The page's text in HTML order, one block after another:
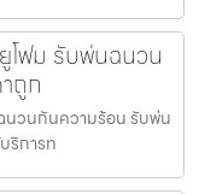
โฟม รับพ่นฉนวน
ถูก
นวนกันความร้อน รับพ่น
ริการท